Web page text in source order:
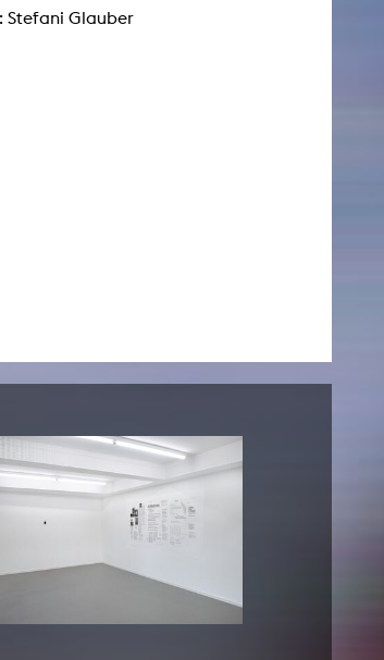
Stefani Glauber
Jobs
Presse
Pressemitteilungen
Presse Downloads
Lehrende woanders